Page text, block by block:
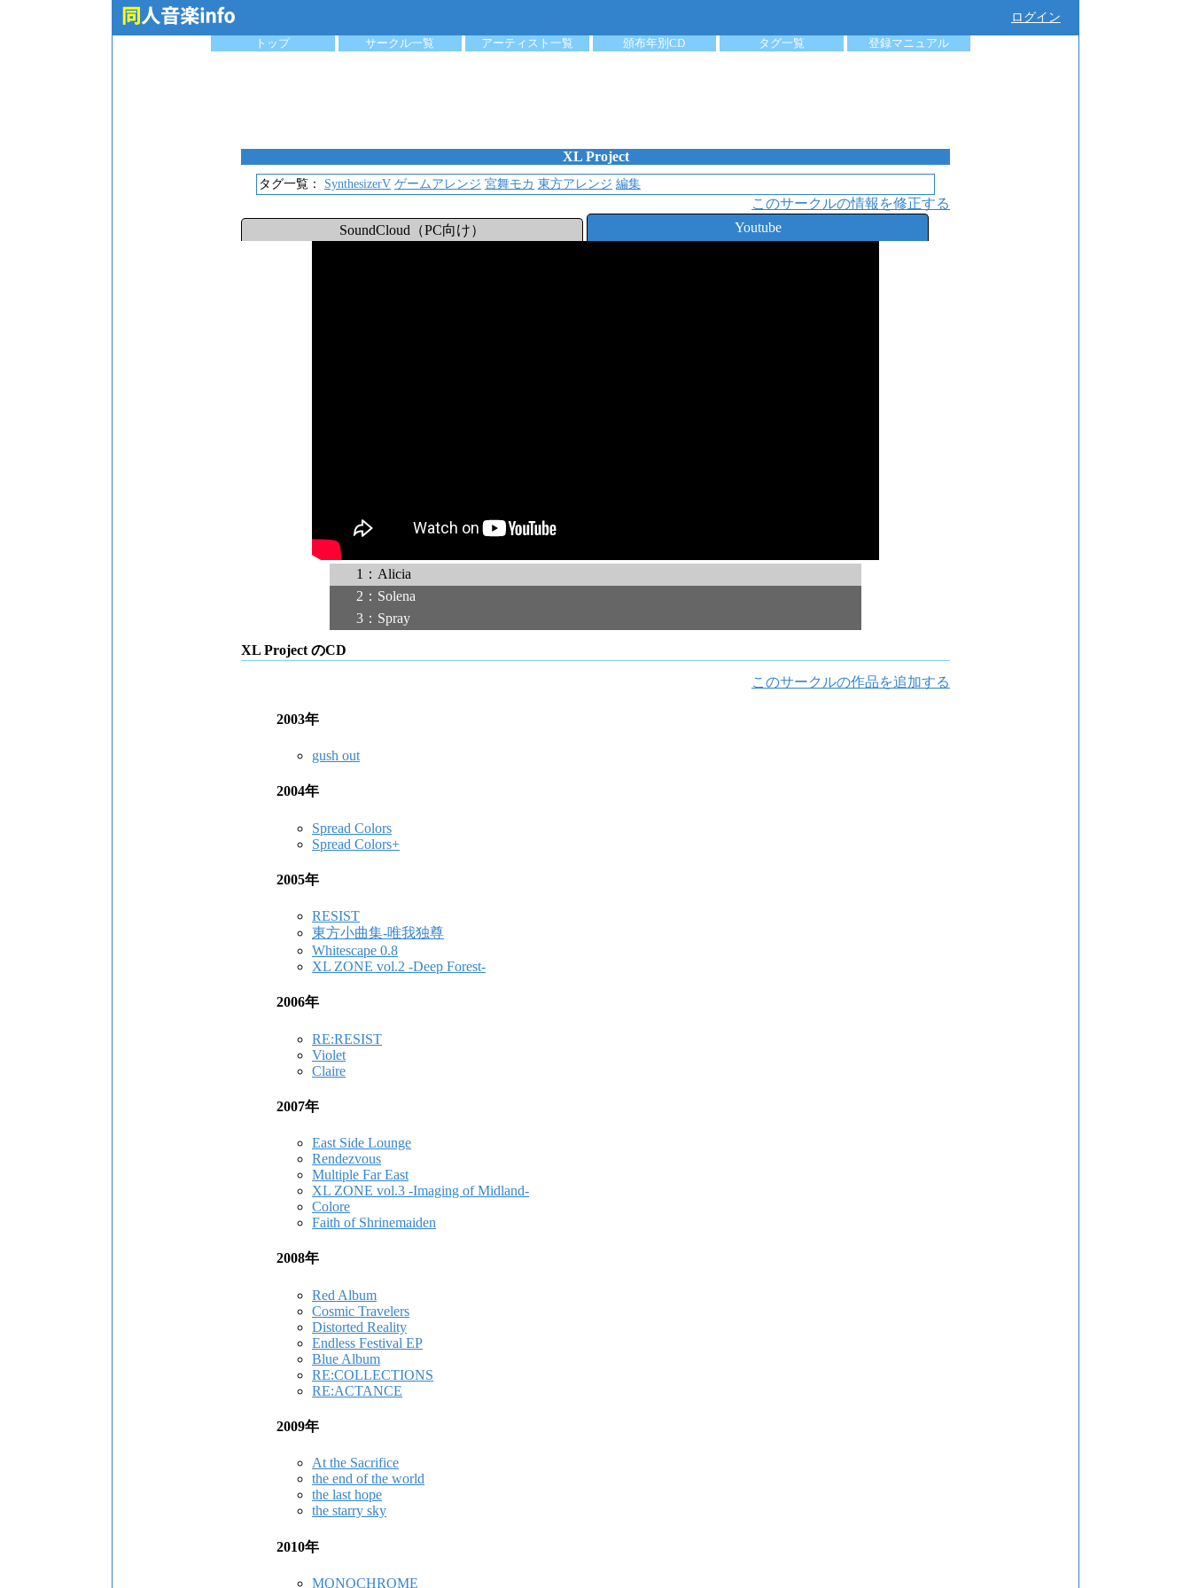
ログイン
トップ
サークル一覧 アーティスト一覧 頒布年別CD タグ一覧 登録マニュアル
XL Project
タグ一覧： SynthesizerV ゲームアレンジ 宮舞モカ 東方アレンジ 編集
このサークルの情報を修正する
SoundCloud（PC向け）
Youtube
1：Alicia
2：Solena
3：Spray
XL Project のCD
このサークルの作品を追加する
2003年
gush out
2004年
Spread Colors
Spread Colors+
2005年
RESIST
東方小曲集-唯我独尊
Whitescape 0.8
XL ZONE vol.2 -Deep Forest-
2006年
RE:RESIST
Violet
Claire
2007年
East Side Lounge
Rendezvous
Multiple Far East
XL ZONE vol.3 -Imaging of Midland-
Colore
Faith of Shrinemaiden
2008年
Red Album
Cosmic Travelers
Distorted Reality
Endless Festival EP
Blue Album
RE:COLLECTIONS
RE:ACTANCE
2009年
At the Sacrifice
the end of the world
the last hope
the starry sky
2010年
MONOCHROME